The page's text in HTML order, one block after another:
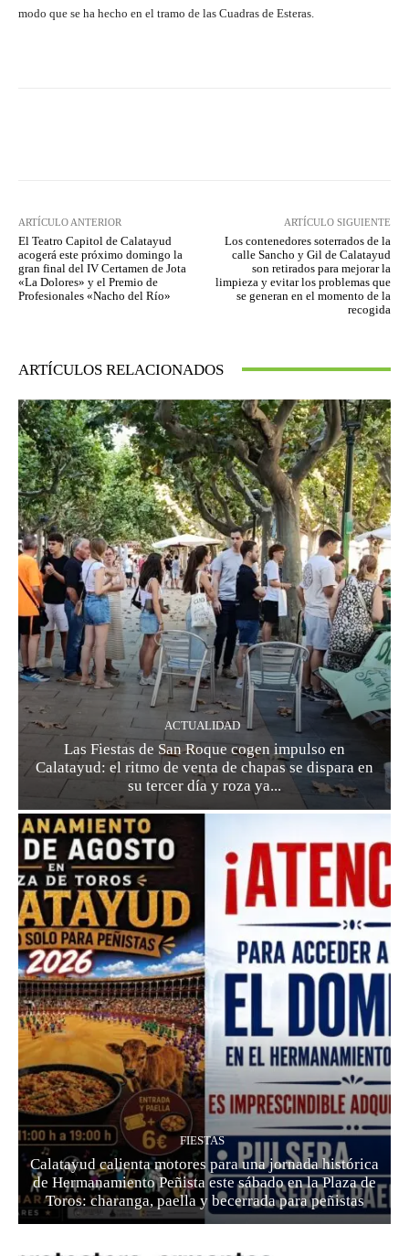
modo que se ha hecho en el tramo de las Cuadras de Esteras.
ARTÍCULO ANTERIOR
El Teatro Capitol de Calatayud
acogerá este próximo domingo la
gran final del IV Certamen de Jota
«La Dolores» y el Premio de
Profesionales «Nacho del Río»
ARTÍCULO SIGUIENTE
Los contenedores soterrados de la
calle Sancho y Gil de Calatayud
son retirados para mejorar la
limpieza y evitar los problemas que
se generan en el momento de la
recogida
ARTÍCULOS RELACIONADOS
ACTUALIDAD
Las Fiestas de San Roque cogen impulso en
Calatayud: el ritmo de venta de chapas se dispara en
su tercer día y roza ya...
FIESTAS
Calatayud calienta motores para una jornada histórica
de Hermanamiento Peñista este sábado en la Plaza de
Toros: charanga, paella y becerrada para peñistas